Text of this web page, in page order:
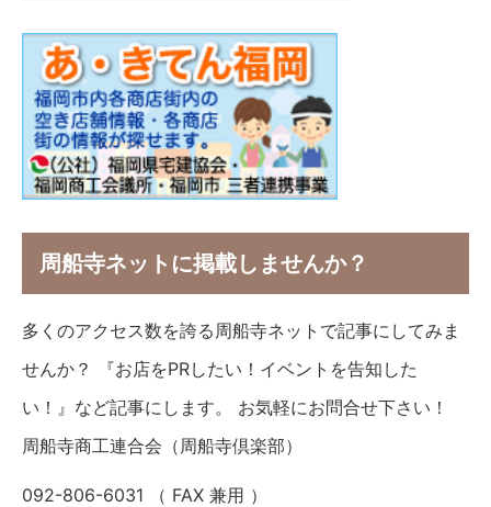
周船寺ネットに掲載しませんか？
多くのアクセス数を誇る周船寺ネットで記事にしてみま
せんか？ 『お店をPRしたい！イベントを告知した
い！』など記事にします。 お気軽にお問合せ下さい！
周船寺商工連合会（周船寺倶楽部）
092-806-6031 （ FAX 兼用 ）